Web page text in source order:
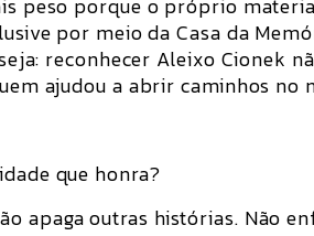
peso porque o próprio
por meio da Casa da
reconhecer Aleixo Cionek
ajudou a abrir caminhos no
que honra?
apaga outras histórias. Não